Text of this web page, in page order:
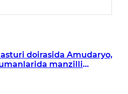
doirasida Amudaryo,
manzilli